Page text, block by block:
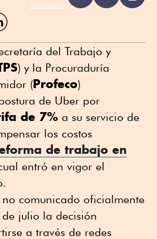
ReadSpeaker
del Trabajo y
) y la Procuraduría
(Profeco)
de Uber por
de 7% a su servicio de
los costos
de trabajo en
entró en vigor el
comunicado oficialmente
julio la decisión
a través de redes